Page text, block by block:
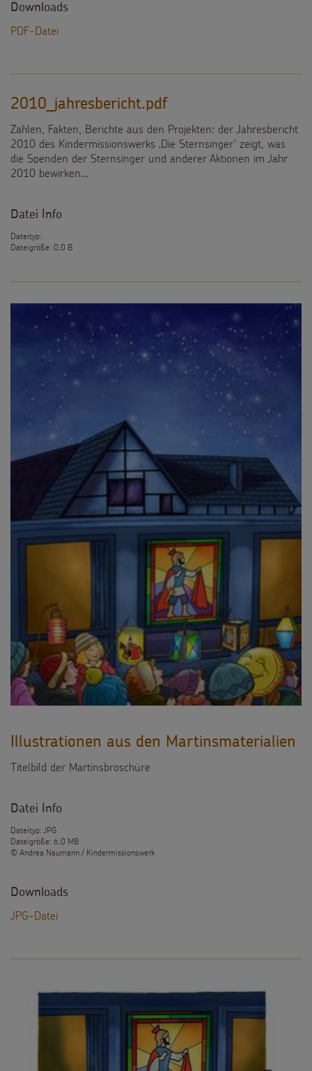
Downloads
PDF-Datei
2010_jahresbericht.pdf
Zahlen, Fakten, Berichte aus den Projekten: der Jahresbericht
2010 des Kindermissionswerks ‚Die Sternsinger‘ zeigt, was
die Spenden der Sternsinger und anderer Aktionen im Jahr
2010 bewirken…
Datei Info
Dateityp:
Dateigröße: 0,0 B
Illustrationen aus den Martinsmaterialien
Titelbild der Martinsbroschüre
Datei Info
Dateityp: JPG
Dateigröße: 6,0 MB
© Andrea Naumann / Kindermissionswerk
Downloads
JPG-Datei